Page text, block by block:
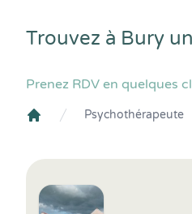
Trouvez à Bury
Prenez RDV en quelques
Psychothérapeute